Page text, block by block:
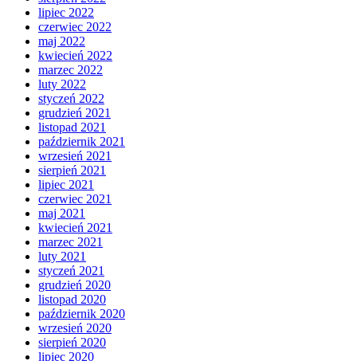
lipiec 2022
czerwiec 2022
maj 2022
kwiecień 2022
marzec 2022
luty 2022
styczeń 2022
grudzień 2021
listopad 2021
październik 2021
wrzesień 2021
sierpień 2021
lipiec 2021
czerwiec 2021
maj 2021
kwiecień 2021
marzec 2021
luty 2021
styczeń 2021
grudzień 2020
listopad 2020
październik 2020
wrzesień 2020
sierpień 2020
lipiec 2020